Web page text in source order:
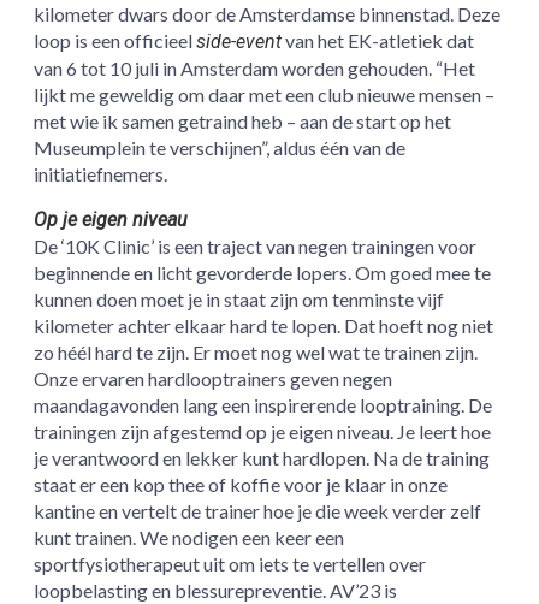
kilometer dwars door de Amsterdamse binnenstad. Deze
loop is een officieelside-eventvan het EK-atletiek dat
van 6 tot 10 juli in Amsterdam worden gehouden. “Het
lijkt me geweldig om daar met een club nieuwe mensen –
met wie ik samen getraind heb – aan de start op het
Museumplein te verschijnen”, aldus één van de
initiatiefnemers.
Op je eigen niveau
De ‘10K Clinic’ is een traject van negen trainingen voor
beginnende en licht gevorderde lopers. Om goed mee te
kunnen doen moet je in staat zijn om tenminste vijf
kilometer achter elkaar hard te lopen. Dat hoeft nog niet
zo héél hard te zijn. Er moet nog wel wat te trainen zijn.
Onze ervaren hardlooptrainers geven negen
maandagavonden lang een inspirerende looptraining. De
trainingen zijn afgestemd op je eigen niveau. Je leert hoe
je verantwoord en lekker kunt hardlopen. Na de training
staat er een kop thee of koffie voor je klaar in onze
kantine en vertelt de trainer hoe je die week verder zelf
kunt trainen. We nodigen een keer een
sportfysiotherapeut uit om iets te vertellen over
loopbelasting en blessurepreventie. AV’23 is